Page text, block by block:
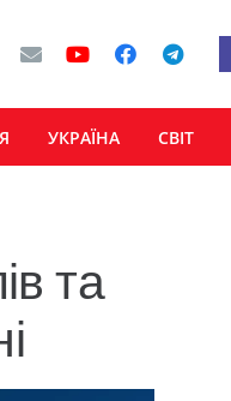
УКРАЇНА СВІТ
та